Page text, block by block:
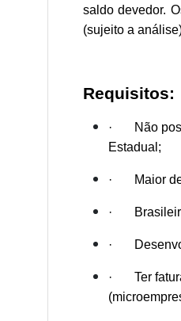
saldo devedor.
(sujeito a
Requisitos:
· Não
Estadual;
· Maior de
·
·
· Ter